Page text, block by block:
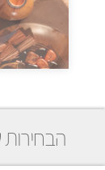
הבחירות